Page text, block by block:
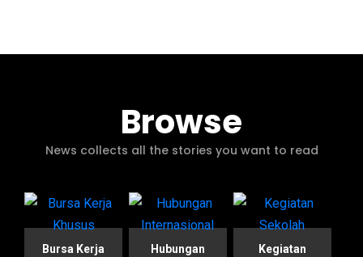
Browse
News collects all the stories you want to read
Bursa Kerja
Hubungan
Kegiatan